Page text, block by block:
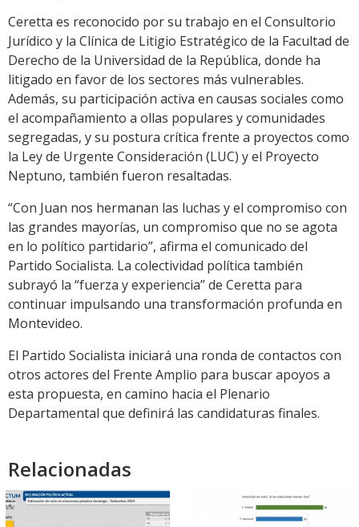
Ceretta es reconocido por su trabajo en el Consultorio
Jurídico y la Clínica de Litigio Estratégico de la Facultad de
Derecho de la Universidad de la República, donde ha
litigado en favor de los sectores más vulnerables.
Además, su participación activa en causas sociales como
el acompañamiento a ollas populares y comunidades
segregadas, y su postura crítica frente a proyectos como
la Ley de Urgente Consideración (LUC) y el Proyecto
Neptuno, también fueron resaltadas.
“Con Juan nos hermanan las luchas y el compromiso con
las grandes mayorías, un compromiso que no se agota
en lo político partidario”, afirma el comunicado del
Partido Socialista. La colectividad política también
subrayó la “fuerza y experiencia” de Ceretta para
continuar impulsando una transformación profunda en
Montevideo.
El Partido Socialista iniciará una ronda de contactos con
otros actores del Frente Amplio para buscar apoyos a
esta propuesta, en camino hacia el Plenario
Departamental que definirá las candidaturas finales.
Relacionadas